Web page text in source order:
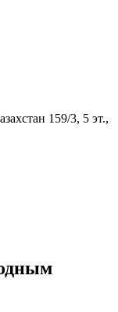
159/3, 5 эт.,